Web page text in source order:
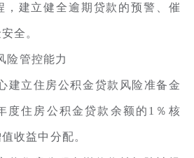
，建立健全逾期贷款的预警、催
全。
险管控能力
建立住房公积金贷款风险准备金
度住房公积金贷款余额的1％核
收益中分配。